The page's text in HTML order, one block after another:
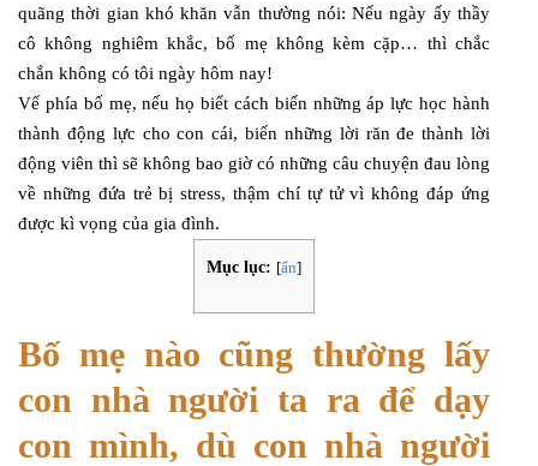
quãng thời gian khó khăn vẫn thường nói: Nếu ngày ấy thầy
cô không nghiêm khắc, bố mẹ không kèm cặp… thì chắc
chắn không có tôi ngày hôm nay!
Vế phía bố mẹ, nếu họ biết cách biến những áp lực học hành
thành động lực cho con cái, biến những lời răn đe thành lời
động viên thì sẽ không bao giờ có những câu chuyện đau lòng
về những đứa trẻ bị stress, thậm chí tự tử vì không đáp ứng
được kì vọng của gia đình.
Mục lục: [ẩn]
Bố mẹ nào cũng thường lấy
con nhà người ta ra để dạy
con mình, dù con nhà người